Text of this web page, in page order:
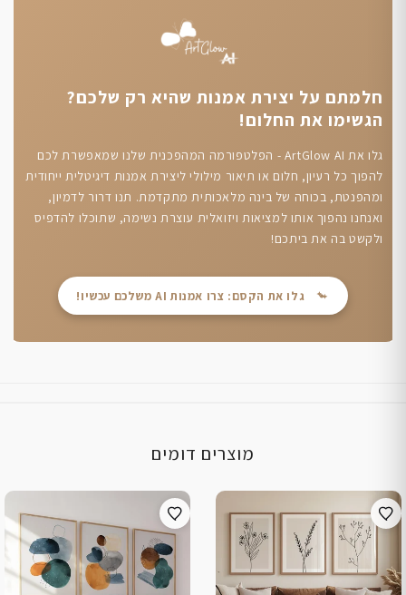
חלמתם על יצירת אמנות שהיא רק שלכם?
הגשימו את החלום!
גלו את ArtGlow AI - הפלטפורמה המהפכנית שלנו שמאפשרת לכם
להפוך כל רעיון, חלום או תיאור מילולי ליצירת אמנות דיגיטלית ייחודית
ומהפנטת, בכוחה של בינה מלאכותית מתקדמת. תנו דרור לדמיון,
ואנחנו נהפוך אותו למציאות ויזואלית עוצרת נשימה, שתוכלו להדפיס
ולקשט בה את ביתכם!
גלו את הקסם: צרו אמנות AI משלכם עכשיו!
מוצרים דומים